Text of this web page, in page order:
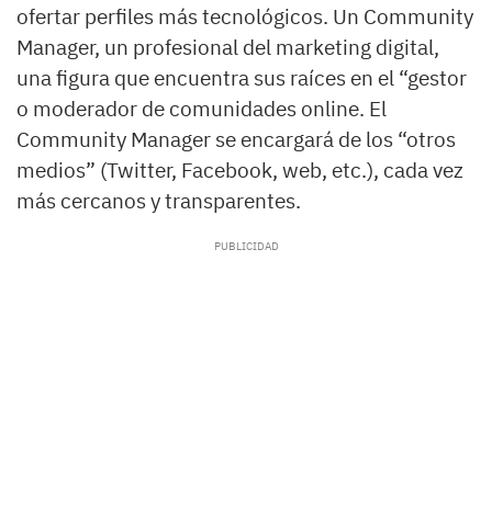
ofertar perfiles más tecnológicos. Un Community
Manager, un profesional del marketing digital,
una figura que encuentra sus raíces en el “gestor
o moderador de comunidades online. El
Community Manager se encargará de los “otros
medios” (Twitter, Facebook, web, etc.), cada vez
más cercanos y transparentes.